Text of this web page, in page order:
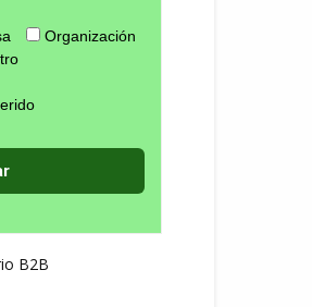
Organización